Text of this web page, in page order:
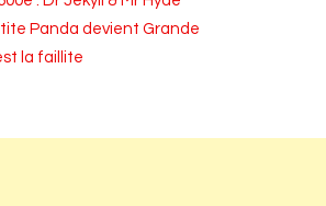
Panda devient Grande
la faillite